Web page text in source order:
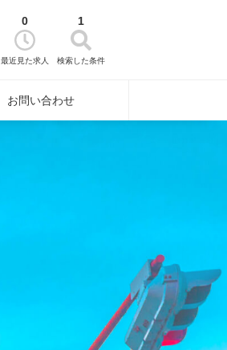
0
最近見た求人
1
検索した条件
お問い合わせ